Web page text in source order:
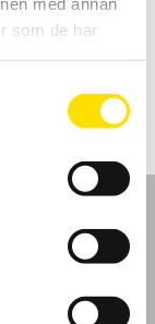
som de har
MER